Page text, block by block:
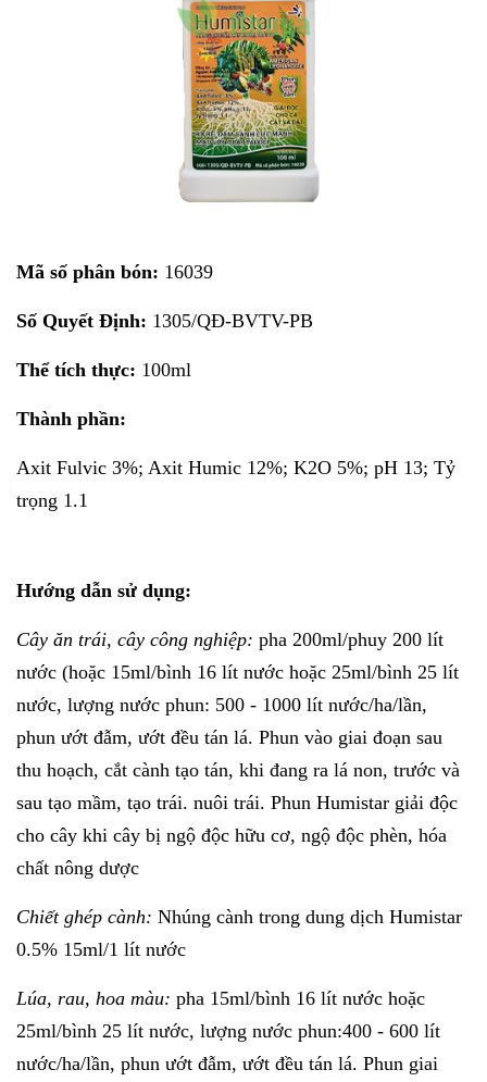
Mã số phân bón: 16039
Số Quyết Định: 1305/QĐ-BVTV-PB
Thể tích thực: 100ml
Thành phần:
Axit Fulvic 3%; Axit Humic 12%; K2O 5%; pH 13; Tỷ
trọng 1.1
Hướng dẫn sử dụng:
Cây ăn trái, cây công nghiệp: pha 200ml/phuy 200 lít
nước (hoặc 15ml/bình 16 lít nước hoặc 25ml/bình 25 lít
nước, lượng nước phun: 500 - 1000 lít nước/ha/lần,
phun ướt đẫm, ướt đều tán lá. Phun vào giai đoạn sau
thu hoạch, cắt cành tạo tán, khi đang ra lá non, trước và
sau tạo mầm, tạo trái. nuôi trái. Phun Humistar giải độc
cho cây khi cây bị ngộ độc hữu cơ, ngộ độc phèn, hóa
chất nông dược
Chiết ghép cành: Nhúng cành trong dung dịch Humistar
0.5% 15ml/1 lít nước
Lúa, rau, hoa màu: pha 15ml/bình 16 lít nước hoặc
25ml/bình 25 lít nước, lượng nước phun:400 - 600 lít
nước/ha/lần, phun ướt đẫm, ướt đều tán lá. Phun giai